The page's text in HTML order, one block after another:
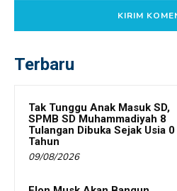
Terbaru
Tak Tunggu Anak Masuk SD,
SPMB SD Muhammadiyah 8
Tulangan Dibuka Sejak Usia 0
Tahun
09/08/2026